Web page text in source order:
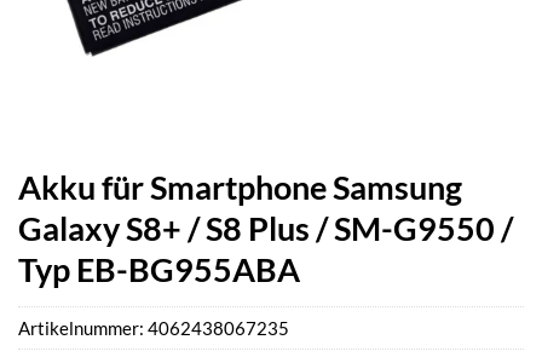
Akku für Smartphone Samsung
Galaxy S8+ / S8 Plus / SM-G9550 /
Typ EB-BG955ABA
Artikelnummer: 4062438067235